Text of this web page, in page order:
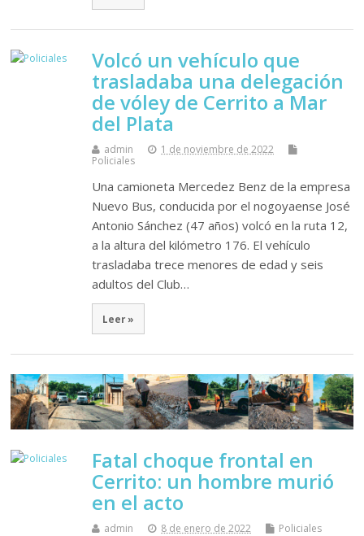
Volcó un vehículo que
trasladaba una delegación
de vóley de Cerrito a Mar
del Plata
admin
1 de noviembre de 2022
Policiales
Una camioneta Mercedez Benz de la empresa
Nuevo Bus, conducida por el nogoyaense José
Antonio Sánchez (47 años) volcó en la ruta 12,
a la altura del kilómetro 176. El vehículo
trasladaba trece menores de edad y seis
adultos del Club…
Leer »
Fatal choque frontal en
Cerrito: un hombre murió
en el acto
admin 8 de enero de 2022 Policiales